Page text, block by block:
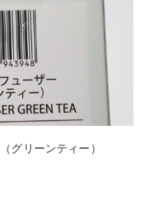
（グリーンティー）